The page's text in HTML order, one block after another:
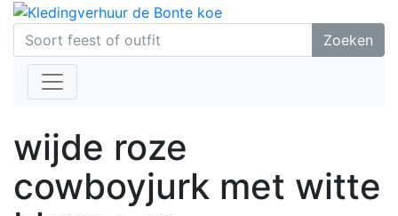
Zoeken
wijde roze
cowboyjurk met witte